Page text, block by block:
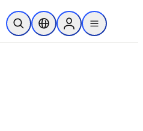
Ouvrir la recherche
Sélecteur de localisation
Sign in to products
menu